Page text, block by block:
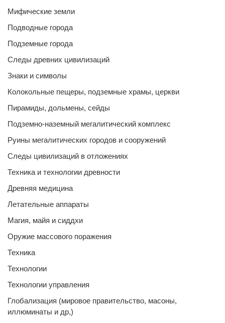
Мифические земли
Подводные города
Подземные города
Следы древних цивилизаций
Знаки и символы
Колокольные пещеры, подземные храмы, церкви
Пирамиды, дольмены, сейды
Подземно-наземный мегалитический комплекс
Руины мегалитических городов и сооружений
Следы цивилизаций в отложениях
Техника и технологии древности
Древняя медицина
Летательные аппараты
Магия, майя и сиддхи
Оружие массового поражения
Техника
Технологии
Технологии управления
Глобализация (мировое правительство, масоны,
иллюминаты и др,)